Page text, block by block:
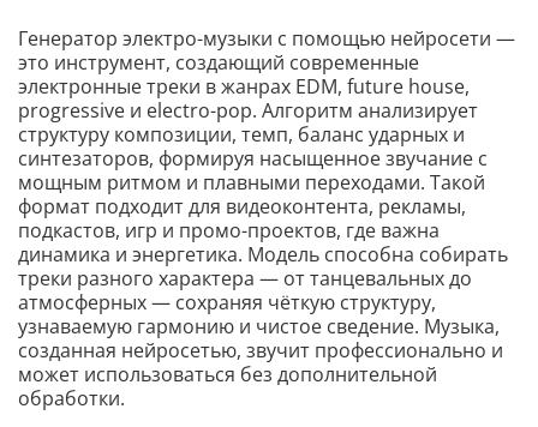
Генератор электро-музыки с помощью нейросети —
это инструмент, создающий современные
электронные треки в жанрах EDM, future house,
progressive и electro-pop. Алгоритм анализирует
структуру композиции, темп, баланс ударных и
синтезаторов, формируя насыщенное звучание с
мощным ритмом и плавными переходами. Такой
формат подходит для видеоконтента, рекламы,
подкастов, игр и промо-проектов, где важна
динамика и энергетика. Модель способна собирать
треки разного характера — от танцевальных до
атмосферных — сохраняя чёткую структуру,
узнаваемую гармонию и чистое сведение. Музыка,
созданная нейросетью, звучит профессионально и
может использоваться без дополнительной
обработки.